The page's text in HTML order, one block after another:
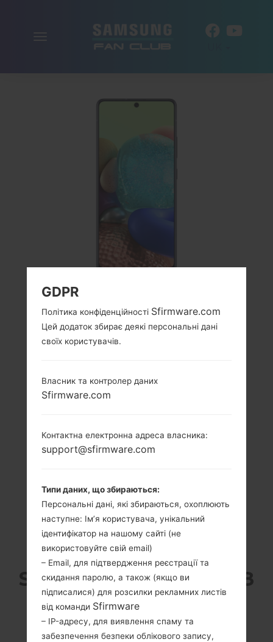
SAMSUNG SM-A716U1 З
СЕРІЇ GALAXY A71 5G
GDPR
Політика конфіденційності Sfirmware.com
Цей додаток збирає деякі персональні дані
своїх користувачів.
Власник та контролер даних
Sfirmware.com
Контактна електронна адреса власника:
support@sfirmware.com
Типи даних, що збираються:
Персональні дані, які збираються, охоплюють
наступне: Ім’я користувача, унікальний
ідентифікатор на нашому сайті (не
використовуйте свій email)
– Email, для підтвердження реєстрації та
скидання паролю, а також (якщо ви
підписалися) для розсилки рекламних листів
від команди Sfirmware
– IP-адресу, для виявлення спаму та
забезпечення безпеки облікового запису,